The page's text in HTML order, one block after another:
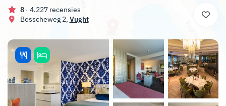
8 · 4.227 recensies
Bosscheweg 2, Vught